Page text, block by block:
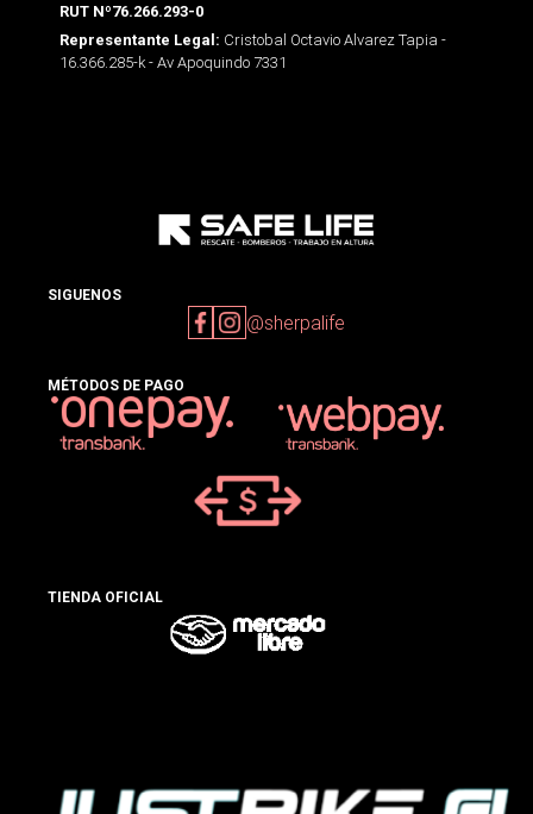
RUT Nº76.266.293-0
Representante Legal: Cristobal Octavio Alvarez Tapia -
16.366.285-k - Av Apoquindo 7331
SIGUENOS
@sherpalife
MÉTODOS DE PAGO
TIENDA OFICIAL